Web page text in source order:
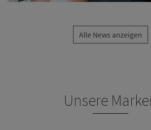
Alle News anzeigen
Unsere